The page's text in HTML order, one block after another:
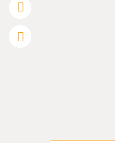
FRANÇAIS